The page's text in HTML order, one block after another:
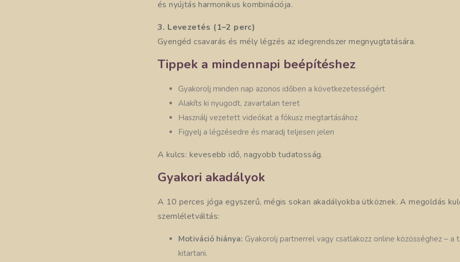
és nyújtás harmonikus kombinációja.
3. Levezetés (1–2 perc)
Gyengéd csavarás és mély légzés az idegrendszer megnyugtatására.
Tippek a mindennapi beépítéshez
Gyakorolj minden nap azonos időben a következetességért
Alakíts ki nyugodt, zavartalan teret
Használj vezetett videókat a fókusz megtartásához
Figyelj a légzésedre és maradj teljesen jelen
A kulcs: kevesebb idő, nagyobb tudatosság.
Gyakori akadályok
A 10 perces jóga egyszerű, mégis sokan akadályokba ütköznek. A megoldás
szemléletváltás:
Motiváció hiánya: Gyakorolj partnerrel vagy csatlakozz online közösséghez – a
kitartani.